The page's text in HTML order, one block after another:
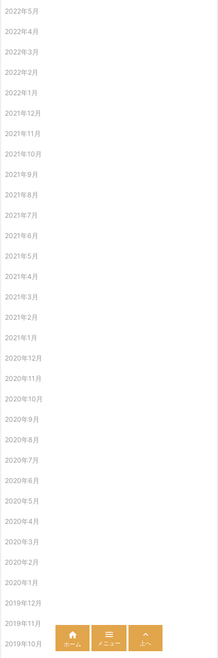
2022年5月
2022年4月
2022年3月
2022年2月
2022年1月
2021年12月
2021年11月
2021年10月
2021年9月
2021年8月
2021年7月
2021年6月
2021年5月
2021年4月
2021年3月
2021年2月
2021年1月
2020年12月
2020年11月
2020年10月
2020年9月
2020年8月
2020年7月
2020年6月
2020年5月
2020年4月
2020年3月
2020年2月
2020年1月
2019年12月
2019年11月
2019年10月

ホーム

メニュー

上へ